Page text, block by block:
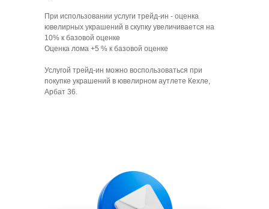
При использовании услуги трейд-ин - оценка
ювелирных украшений в скупку увеличивается на
10% к базовой оценке
Оценка лома +5 % к базовой оценке
Услугой трейд-ин можно воспользоваться при
покупке украшений в ювелирном аутлете Кехле,
Арбат 36.